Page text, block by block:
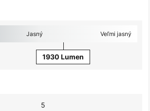
Jasný Veľmi jasný
1930 Lumen
5